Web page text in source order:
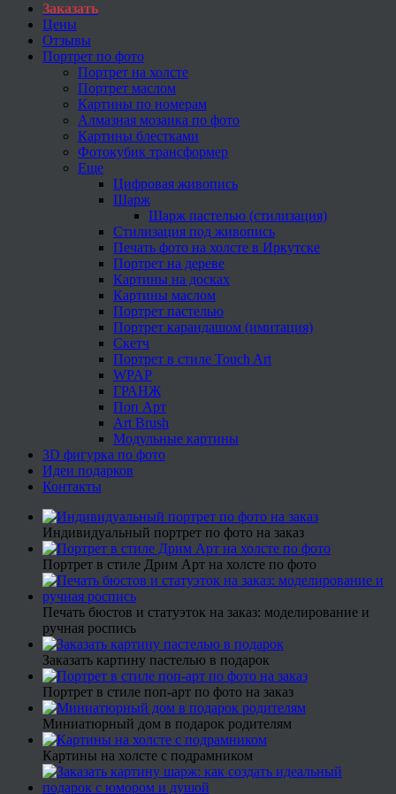
Заказать
Цены
Отзывы
Портрет по фото
Портрет на холсте
Портрет маслом
Картины по номерам
Алмазная мозаика по фото
Картины блестками
Фотокубик трансформер
Еще
Цифровая живопись
Шарж
Шарж пастелью (стилизация)
Стилизация под живопись
Печать фото на холсте в Иркутске
Портрет на дереве
Картины на досках
Картины маслом
Портрет пастелью
Портрет карандашом (имитация)
Скетч
Портрет в стиле Touch Art
WPAP
ГРАНЖ
Поп Арт
Art Brush
Модульные картины
3D фигурка по фото
Идеи подарков
Контакты
Индивидуальный портрет по фото на заказ
Портрет в стиле Дрим Арт на холсте по фото
Печать бюстов и статуэток на заказ: моделирование и
ручная роспись
Заказать картину пастелью в подарок
Портрет в стиле поп-арт по фото на заказ
Миниатюрный дом в подарок родителям
Картины на холсте с подрамником